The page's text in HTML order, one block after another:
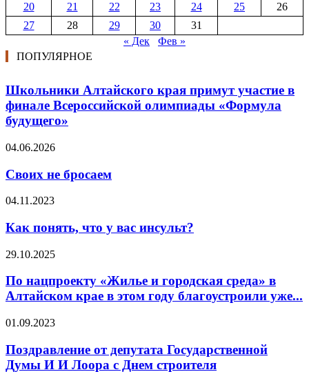
20
21 22 23 24 25
26
27
28 29 30
31
« Дек
Фев »
ПОПУЛЯРНОЕ
Школьники Алтайского края примут участие в
финале Всероссийской олимпиады «Формула
будущего»
04.06.2026
Своих не бросаем
04.11.2023
Как понять, что у вас инсульт?
29.10.2025
По нацпроекту «Жилье и городская среда» в
Алтайском крае в этом году благоустроили уже...
01.09.2023
Поздравление от депутата Государственной
Думы И И Лоора с Днем строителя